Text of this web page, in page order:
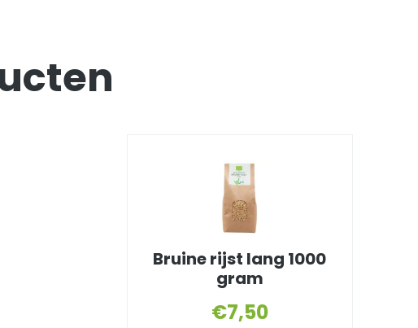
Bruine rijst lang 1000
gram
€7,50